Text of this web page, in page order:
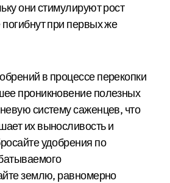
они стимулируют рост
при первых же
в процессе перекопки
проникновение полезных
систему саженцев, что
их выносливость и
удобрения по
землю, равномерно